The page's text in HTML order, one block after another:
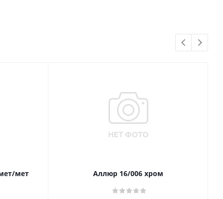
мет
Аллюр 16/006 хром